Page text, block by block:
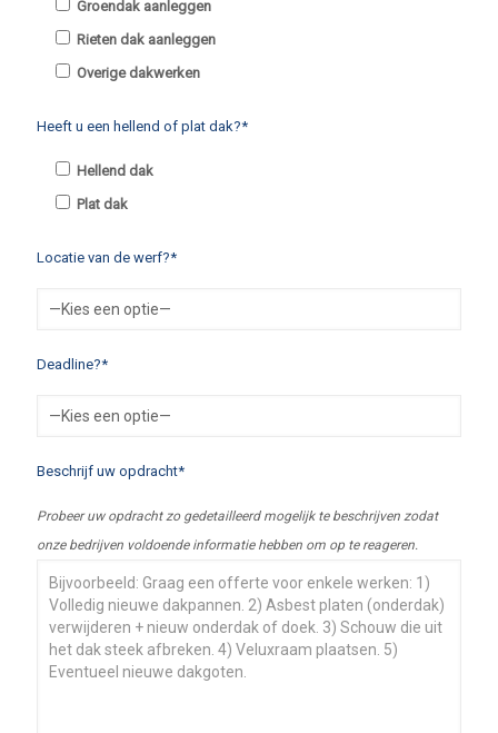
Groendak aanleggen
Rieten dak aanleggen
Overige dakwerken
Heeft u een hellend of plat dak?*
Hellend dak
Plat dak
Locatie van de werf?*
Deadline?*
Beschrijf uw opdracht*
Probeer uw opdracht zo gedetailleerd mogelijk te beschrijven zodat
onze bedrijven voldoende informatie hebben om op te reageren.